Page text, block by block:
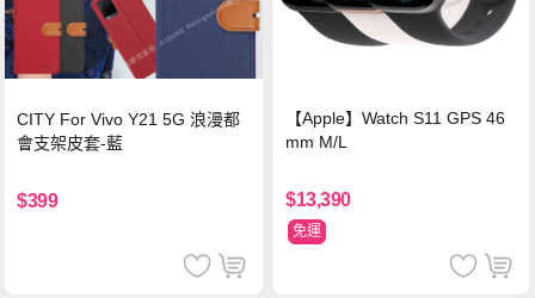
CITY For Vivo Y21 5G 浪漫都
會支架皮套-藍
$399
【Apple】Watch S11 GPS 46
mm M/L
$13,390
免運